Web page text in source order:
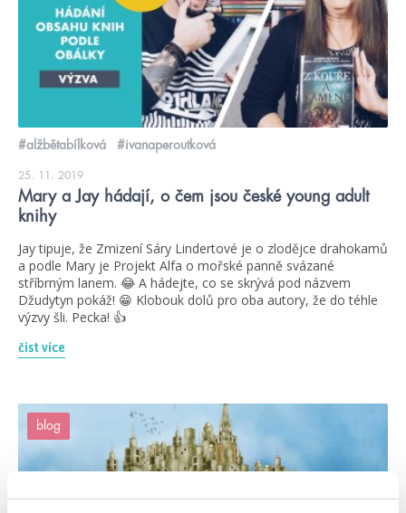
#alžbětabílková #ivanaperoutková
25. 11. 2019
Mary a Jay hádají, o čem jsou české young adult
knihy
Jay tipuje, že Zmizení Sáry Lindertové je o zlodějce drahokamů
a podle Mary je Projekt Alfa o mořské panně svázané
stříbrným lanem. 😂 A hádejte, co se skrývá pod názvem
Džudytyn pokáž! 😁 Klobouk dolů pro oba autory, že do téhle
výzvy šli. Pecka! 👍
číst více
blog